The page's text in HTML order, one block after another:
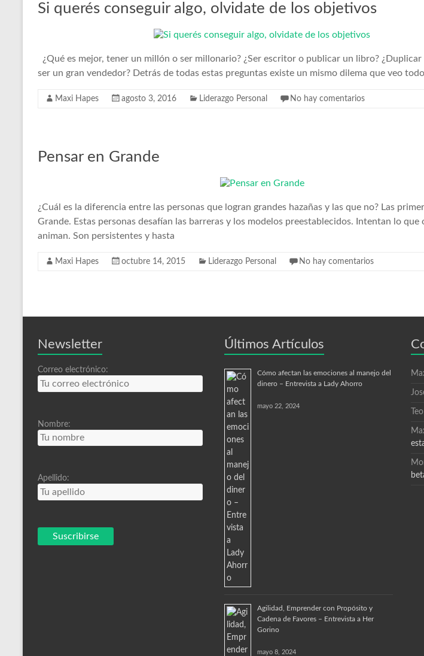
Si querés conseguir algo, olvidate de los objetivos
¿Qué es mejor, tener un millón o ser millonario? ¿Ser escritor o publicar un libro? ¿Duplicar
ser un gran vendedor? Detrás de todas estas preguntas existe un mismo dilema que veo
Maxi Hapes agosto 3, 2016 Liderazgo Personal No hay comentarios
Pensar en Grande
¿Cuál es la diferencia entre las personas que logran grandes hazañas y las que no? Las
Grande. Estas personas desafían las barreras y los modelos preestablecidos. Intentan lo que
animan. Son persistentes y hasta
Maxi Hapes octubre 14, 2015 Liderazgo Personal No hay comentarios
Newsletter
Correo electrónico:
Nombre:
Apellido:
Últimos Artículos
Cómo afectan las emociones al manejo del
dinero – Entrevista a Lady Ahorro
mayo 22, 2024
Agilidad, Emprender con Propósito y
Cadena de Favores – Entrevista a Her
Gorino
mayo 8, 2024
Teo